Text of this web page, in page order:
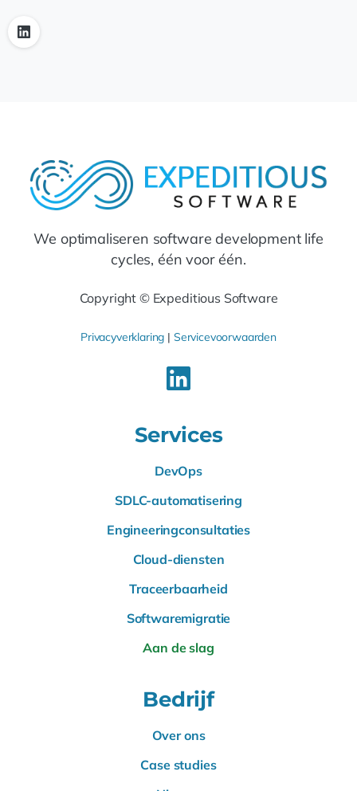
We optimaliseren software development life
cycles, één voor één.
Copyright © Expeditious Software
Privacyverklaring | Servicevoorwaarden
Services
DevOps
SDLC-automatisering
Engineeringconsultaties
Cloud-diensten
Traceerbaarheid
Softwaremigratie
Aan de slag
Bedrijf
Over ons
Case studies